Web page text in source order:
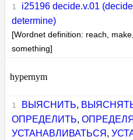
i25196 decide.v.01
determine)
[Wordnet definition: reach,
something]
hypernym
ВЫЯСНИТЬ,
ОПРЕДЕЛИТЬ,
УСТАНАВЛИВАТЬСЯ ,